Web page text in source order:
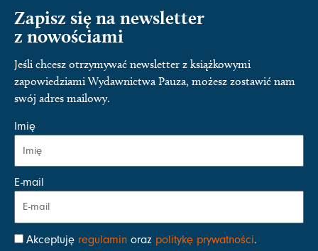
Zapisz się na newsletter
z nowościami
Jeśli chcesz otrzymywać newsletter z książkowymi
zapowiedziami Wydawnictwa Pauza, możesz zostawić nam
swój adres mailowy.
Imię
E-mail
Akceptuję regulamin oraz politykę prywatności.